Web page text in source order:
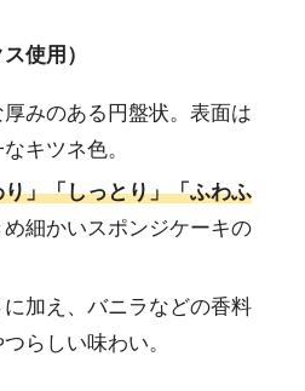
使用）
厚みのある円盤状。表面は
キツネ色。
」「しっとり」「ふわふ
め細かいスポンジケーキの
加え、バニラなどの香料
らしい味わい。